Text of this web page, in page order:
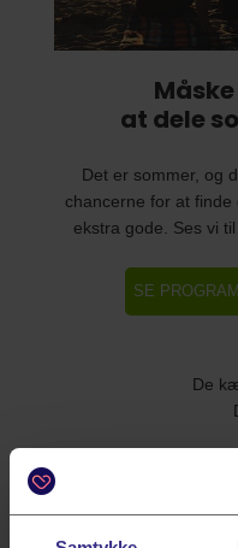
at dele
Det er sommer, og
chancerne for at
ekstra gode. Ses vi
SE
De